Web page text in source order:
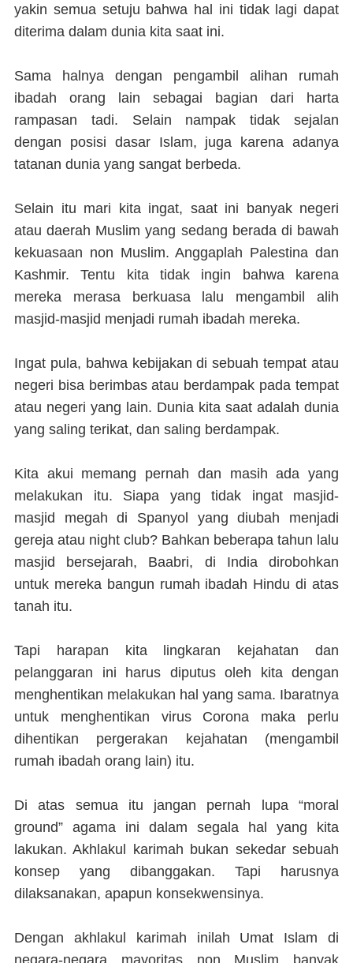
yakin semua setuju bahwa hal ini tidak lagi dapat
diterima dalam dunia kita saat ini.
Sama halnya dengan pengambil alihan rumah
ibadah orang lain sebagai bagian dari harta
rampasan tadi. Selain nampak tidak sejalan
dengan posisi dasar Islam, juga karena adanya
tatanan dunia yang sangat berbeda.
Selain itu mari kita ingat, saat ini banyak negeri
atau daerah Muslim yang sedang berada di bawah
kekuasaan non Muslim. Anggaplah Palestina dan
Kashmir. Tentu kita tidak ingin bahwa karena
mereka merasa berkuasa lalu mengambil alih
masjid-masjid menjadi rumah ibadah mereka.
Ingat pula, bahwa kebijakan di sebuah tempat atau
negeri bisa berimbas atau berdampak pada tempat
atau negeri yang lain. Dunia kita saat adalah dunia
yang saling terikat, dan saling berdampak.
Kita akui memang pernah dan masih ada yang
melakukan itu. Siapa yang tidak ingat masjid-
masjid megah di Spanyol yang diubah menjadi
gereja atau night club? Bahkan beberapa tahun lalu
masjid bersejarah, Baabri, di India dirobohkan
untuk mereka bangun rumah ibadah Hindu di atas
tanah itu.
Tapi harapan kita lingkaran kejahatan dan
pelanggaran ini harus diputus oleh kita dengan
menghentikan melakukan hal yang sama. Ibaratnya
untuk menghentikan virus Corona maka perlu
dihentikan pergerakan kejahatan (mengambil
rumah ibadah orang lain) itu.
Di atas semua itu jangan pernah lupa “moral
ground” agama ini dalam segala hal yang kita
lakukan. Akhlakul karimah bukan sekedar sebuah
konsep yang dibanggakan. Tapi harusnya
dilaksanakan, apapun konsekwensinya.
Dengan akhlakul karimah inilah Umat Islam di
negara-negara mayoritas non Muslim banyak